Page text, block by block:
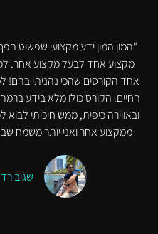
"המון המון ידע מקצועי שפשוט
מקצוע אחד לבעל מקצוע אחר.
אחד הקורסים שהכי נהניתי בהם!
החיים. הקורס כולו מלא בידע
ובאווירה כיפית, ממש חיכיתי
ממקצוע אחר ואני יותר משמח
שגיב